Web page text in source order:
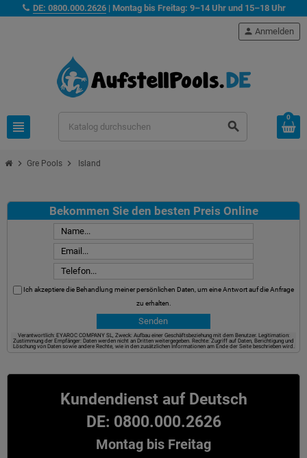
DE: 0800.000.2626| Montag bis Freitag: 9–14 Uhr und 15–18 Uhr
view_headline search
person Anmelden
0
chevron_right Gre Pools chevron_right Island
Bekommen Sie den besten Preis Online
Ich akzeptiere die Behandlung meiner persönlichen Daten, um eine Antwort auf die Anfrage
zu erhalten.
Verantwortlich: EYAROC COMPANY SL, Zweck: Aufbau einer Geschäftsbeziehung mit dem Benutzer. Legitimation:
Zustimmung der Empfänger: Daten werden nicht an Dritten weitergegeben. Rechte: Zugriff auf Daten, Berichtigung und
Löschung von Daten sowie andere Rechte, wie in den zusätzlichen Informationen am Ende der Seite beschrieben wird.
Kundendienst auf Deutsch
DE: 0800.000.2626
Montag bis Freitag